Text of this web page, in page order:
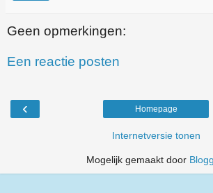
Geen opmerkingen:
Een reactie posten
‹ Homepage
Internetversie tonen
Mogelijk gemaakt door